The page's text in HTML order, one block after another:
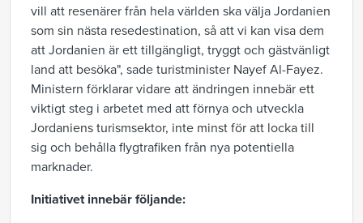
vill att resenärer från hela världen ska välja Jordanien
som sin nästa resedestination, så att vi kan visa dem
att Jordanien är ett tillgängligt, tryggt och gästvänligt
land att besöka", sade turistminister Nayef Al-Fayez.
Ministern förklarar vidare att ändringen innebär ett
viktigt steg i arbetet med att förnya och utveckla
Jordaniens turismsektor, inte minst för att locka till
sig och behålla flygtrafiken från nya potentiella
marknader.
Initiativet innebär följande: